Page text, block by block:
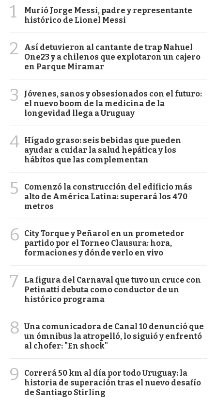
1
Murió Jorge Messi, padre y representante
histórico de Lionel Messi
2
Así detuvieron al cantante de trap Nahuel
One23 y a chilenos que explotaron un cajero
en Parque Miramar
3
Jóvenes, sanos y obsesionados con el futuro:
el nuevo boom de la medicina de la
longevidad llega a Uruguay
4 Hígado graso: seis bebidas que pueden
ayudar a cuidar la salud hepática y los
hábitos que las complementan
5
Comenzó la construcción del edificio más
alto de América Latina: superará los 470
metros
6
City Torque y Peñarol en un prometedor
partido por el Torneo Clausura: hora,
formaciones y dónde verlo en vivo
7
La figura del Carnaval que tuvo un cruce con
Petinatti debuta como conductor de un
histórico programa
8 Una comunicadora de Canal 10 denunció que
un ómnibus la atropelló, lo siguió y enfrentó
al chofer: "En shock"
9
Correrá 50 km al día por todo Uruguay: la
historia de superación tras el nuevo desafío
de Santiago Stirling